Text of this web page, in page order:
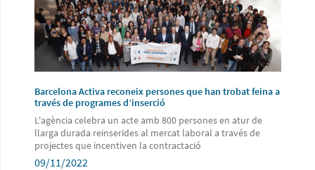
Barcelona Activa reconeix persones que han trobat feina a
través de programes d’inserció
L'agència celebra un acte amb 800 persones en atur de
llarga durada reinserides al mercat laboral a través de
projectes que incentiven la contractació
09/11/2022